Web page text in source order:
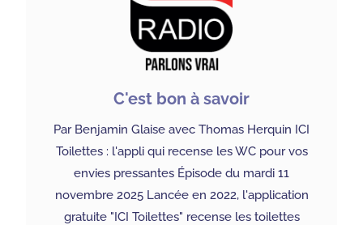
C'est bon à savoir
Par Benjamin Glaise avec Thomas Herquin ICI
Toilettes : l'appli qui recense les WC pour vos
envies pressantes Épisode du mardi 11
novembre 2025 Lancée en 2022, l'application
gratuite "ICI Toilettes" recense les toilettes